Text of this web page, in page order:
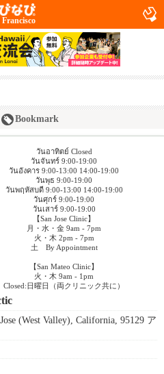
Francisco
Bookmark
วันอาทิตย์ Closed
วันจันทร์ 9:00-19:00
วันอังคาร 9:00-13:00 14:00-19:00
วันพุธ 9:00-19:00
วันพฤหัสบดี 9:00-13:00 14:00-19:00
วันศุกร์ 9:00-19:00
วันเสาร์ 9:00-19:00
【San Jose Clinic】
月・水・金 9am - 7pm
火・木 2pm - 7pm
土 By Appointment
【San Mateo Clinic】
火・木 9am - 1pm
Closed:日曜日（両クリニック共に）
(West Valley), California, 95129 ア